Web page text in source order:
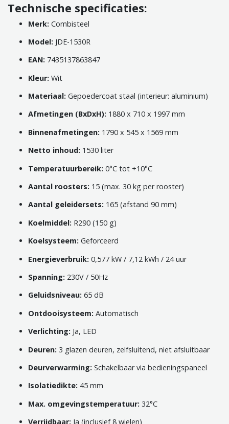
Technische specificaties:
Merk: Combisteel
Model: JDE-1530R
EAN: 7435137863847
Kleur: Wit
Materiaal: Gepoedercoat staal (interieur: aluminium)
Afmetingen (BxDxH): 1880 x 710 x 1997 mm
Binnenafmetingen: 1790 x 545 x 1569 mm
Netto inhoud: 1530 liter
Temperatuurbereik: 0°C tot +10°C
Aantal roosters: 15 (max. 30 kg per rooster)
Aantal geleidersets: 165 (afstand 90 mm)
Koelmiddel: R290 (150 g)
Koelsysteem: Geforceerd
Energieverbruik: 0,577 kW / 7,12 kWh / 24 uur
Spanning: 230V / 50Hz
Geluidsniveau: 65 dB
Ontdooisysteem: Automatisch
Verlichting: Ja, LED
Deuren: 3 glazen deuren, zelfsluitend, niet afsluitbaar
Deurverwarming: Schakelbaar via bedieningspaneel
Isolatiedikte: 45 mm
Max. omgevingstemperatuur: 32°C
Verrijdbaar: Ja (inclusief 8 wielen)